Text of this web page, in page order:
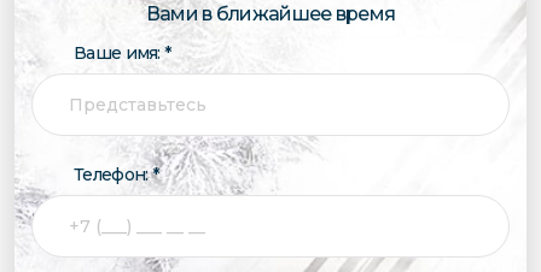
Вами в ближайшее время
Ваше имя: *
Телефон: *